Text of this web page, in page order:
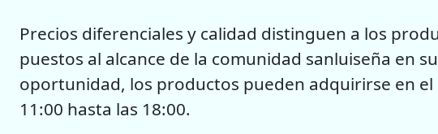
Precios diferenciales y calidad distinguen a los
puestos al alcance de la comunidad sanluiseña en
oportunidad, los productos pueden adquirirse en el
11:00 hasta las 18:00.